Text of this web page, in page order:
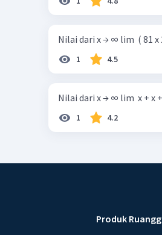
Nilai dari x → ∞ lim ​ ( 81 x
1 4.5
Nilai dari x → ∞ lim ​ x + x +
1 4.2
Produk